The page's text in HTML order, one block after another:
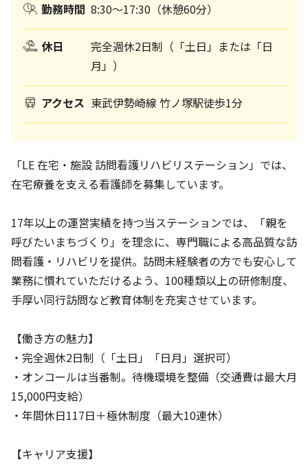
勤務時間 8:30～17:30（休憩60分）
休日
完全週休2日制（「土日」または「日
月」）
アクセス 東武伊勢崎線 竹ノ塚駅徒歩1分
「LE 在宅・施設 訪問看護リハビリステーション」では、
在宅療養を支える看護師を募集しています。
17年以上の運営実績を持つ当ステーションでは、「親を
呼びたいまちづくり」を理念に、専門職による高品質な訪
問看護・リハビリを提供。訪問未経験者の方でも安心して
業務に慣れていただけるよう、100種類以上の研修制度、
手厚い同行訪問など教育体制を充実させています。
【働き方の魅力】
・完全週休2日制（「土日」「日月」選択可）
・オンコールは当番制。待機環境を整備（交通費は最大月
15,000円支給）
・年間休日117日＋極休制度（最大10連休）
【キャリア支援】